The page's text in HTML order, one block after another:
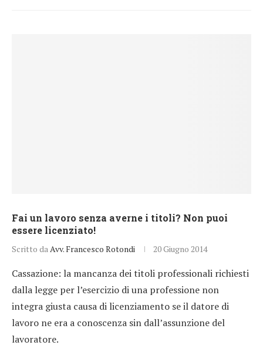
Fai un lavoro senza averne i titoli? Non puoi
essere licenziato!
Scritto da Avv. Francesco Rotondi 20 Giugno 2014
Cassazione: la mancanza dei titoli professionali richiesti
dalla legge per l’esercizio di una professione non
integra giusta causa di licenziamento se il datore di
lavoro ne era a conoscenza sin dall’assunzione del
lavoratore.